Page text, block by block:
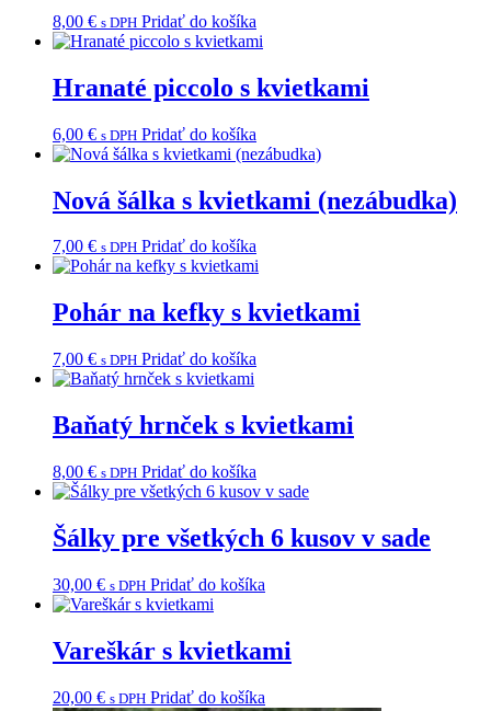
8,00 € s DPH Pridať do košíka
Hranaté piccolo s kvietkami
6,00 € s DPH Pridať do košíka
Nová šálka s kvietkami (nezábudka)
7,00 € s DPH Pridať do košíka
Pohár na kefky s kvietkami
7,00 € s DPH Pridať do košíka
Baňatý hrnček s kvietkami
8,00 € s DPH Pridať do košíka
Šálky pre všetkých 6 kusov v sade
30,00 € s DPH Pridať do košíka
Vareškár s kvietkami
20,00 € s DPH Pridať do košíka